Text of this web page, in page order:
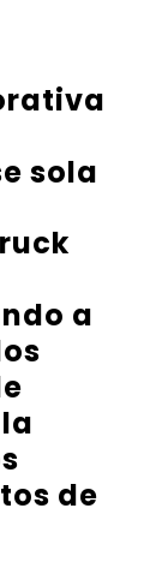
sola
a
de